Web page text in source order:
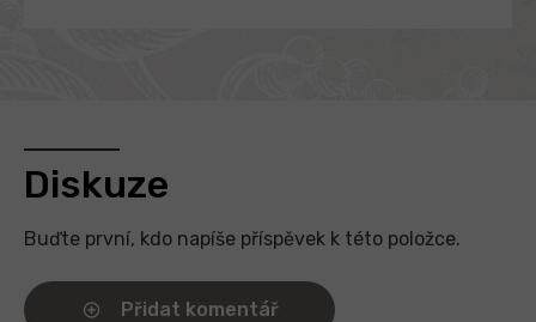
Diskuze
Buďte první, kdo napíše příspěvek k této položce.
Přidat komentář